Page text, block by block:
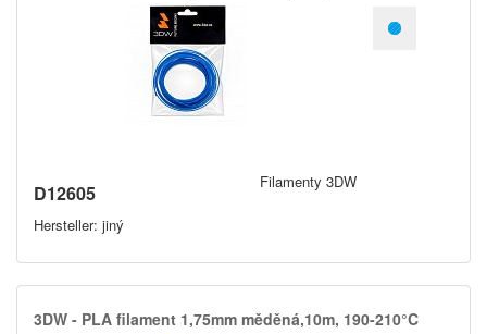
D12605
Hersteller: jiný
Filamenty 3DW
3DW -​ PLA filament 1,​75mm měděná,​10m,​ 190-210°C